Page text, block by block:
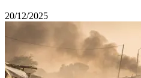
20/12/2025